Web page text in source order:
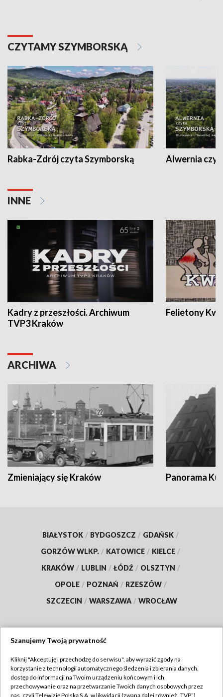
CZYTAMY SZYMBORSKĄ
Rabka-Zdrój czyta Szymborską Alwernia
INNE
Kadry z przeszłości. Archiwum
TVP3 Kraków
Felietony
ARCHIWA
Zmieniający się Kraków Panorama
BIAŁYSTOK / BYDGOSZCZ / GDAŃSK /
GORZÓW WLKP. / KATOWICE / KIELCE /
KRAKÓW / LUBLIN / ŁÓDŹ / OLSZTYN /
OPOLE / POZNAŃ / RZESZÓW /
SZCZECIN / WARSZAWA / WROCŁAW
TVP
Abonament TVP
Regulamin TVP
Szanujemy Twoją prywatność
Kliknij "Akceptuję i przechodzę do serwisu", aby wyrazić zgody na
korzystanie z technologii automatycznego śledzenia i zbierania danych,
dostęp do informacji na Twoim urządzeniu końcowym i ich
przechowywanie oraz na przetwarzanie Twoich danych osobowych przez
nas, czyli Telewizję Polską S.A. w likwidacji (zwaną dalej również „TVP”),